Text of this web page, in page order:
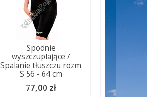
Spodnie
wyszczuplające /
Spalanie tłuszczu rozm
S 56 - 64 cm
77,00 zł